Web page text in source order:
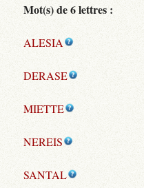
Mot(s) de 6 lettres :
ALESIA
DERASE
MIETTE
NEREIS
SANTAL